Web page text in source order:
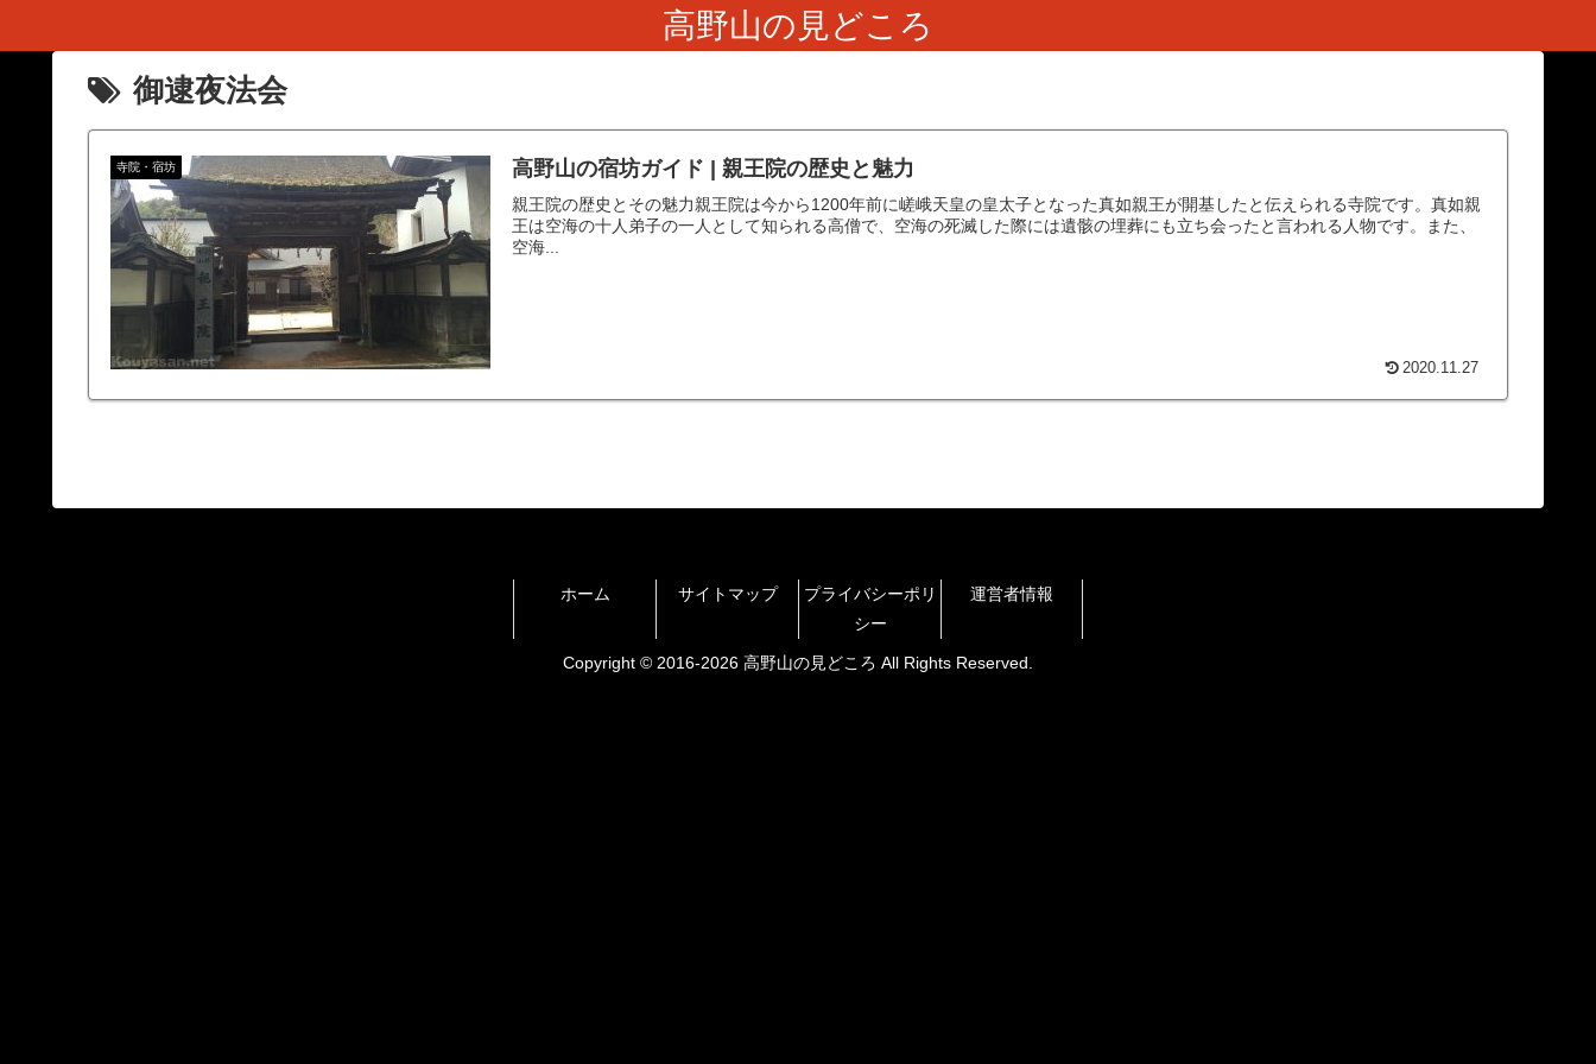
高野山の見どころ
御逮夜法会
寺院・宿坊 高野山の宿坊ガイド | 親王院の歴史と魅力
親王院の歴史とその魅力親王院は今から1200年前に嵯峨天皇の皇太子となった真如親王が開基したと伝えられる寺院です。真如親
王は空海の十人弟子の一人として知られる高僧で、空海の死滅した際には遺骸の埋葬にも立ち会ったと言われる人物です。また、
空海...
2020.11.27
ホーム サイトマップ
プライバシーポリ
シー
運営者情報
Copyright © 2016-2026 高野山の見どころ All Rights Reserved.